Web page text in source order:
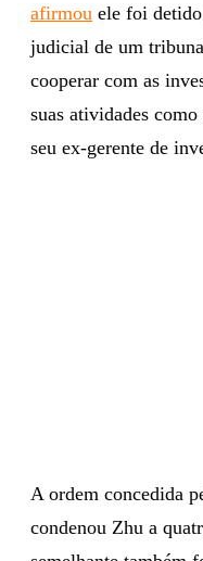
afirmou ele foi
judicial de um
cooperar com as
suas atividades
seu ex-gerente de
A ordem concedida
condenou Zhu a